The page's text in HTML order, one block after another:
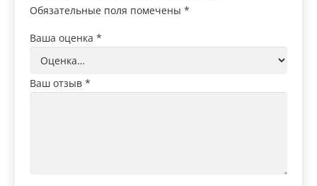
Обязательные поля помечены *
Ваша оценка *
Ваш отзыв *